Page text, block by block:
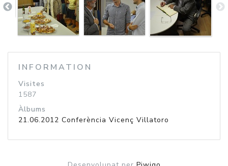
INFORMATION
Visites
1587
Àlbums
21.06.2012 Conferència Vicenç Villatoro